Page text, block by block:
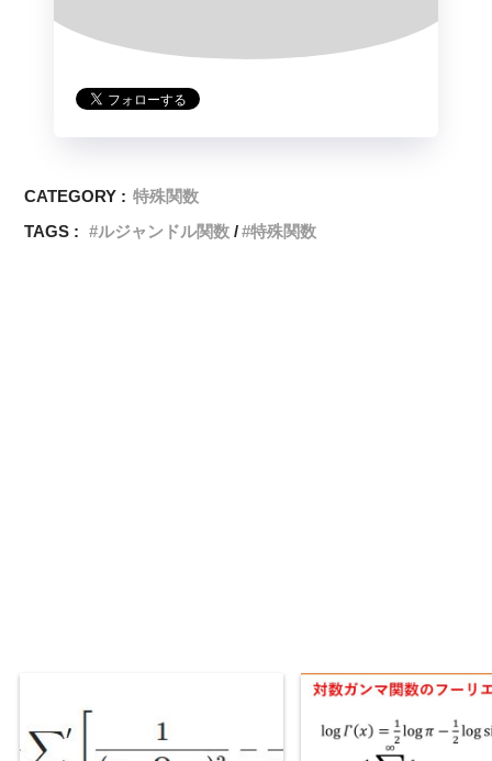
CATEGORY : 特殊関数
TAGS :
ルジャンドル関数 特殊関数